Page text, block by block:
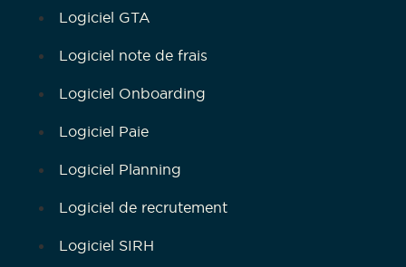
Logiciel GTA
Logiciel note de frais
Logiciel Onboarding
Logiciel Paie
Logiciel Planning
Logiciel de recrutement
Logiciel SIRH